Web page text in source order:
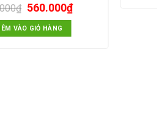
₫ Giá
gốc
là:
600.000₫.
560.000₫Giá
VÀO GIỎ HÀNG